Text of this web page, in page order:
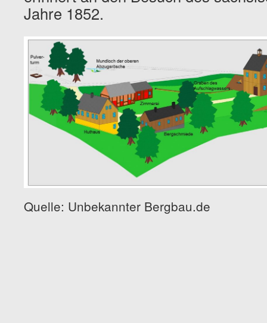
Jahre 1852.
Quelle: Unbekannter Bergbau.de